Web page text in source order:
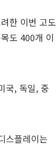
한 이번 고도
도 400개 이
국, 독일, 중
스플레이는